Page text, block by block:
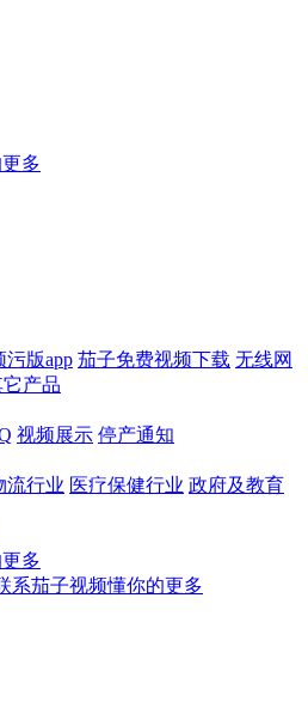
多
污版app 茄子免费视频下载 无线网
产品
视频展示 停产通知
流行业 医疗保健行业 政府及教育
多
系茄子视频懂你的更多